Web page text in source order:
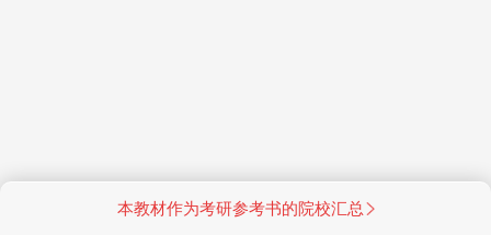
本教材作为考研参考书的院校汇总